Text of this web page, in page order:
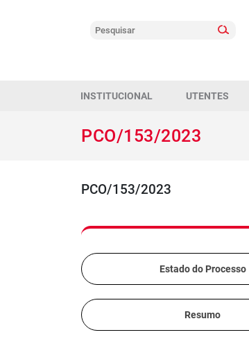
INSTITUCIONAL UTENTES
PCO/153/2023
PCO/153/2023
Estado do Processo
Resumo